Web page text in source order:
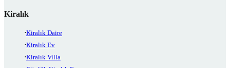
Kiralık
Kiralık Daire
Kiralık Ev
Kiralık Villa